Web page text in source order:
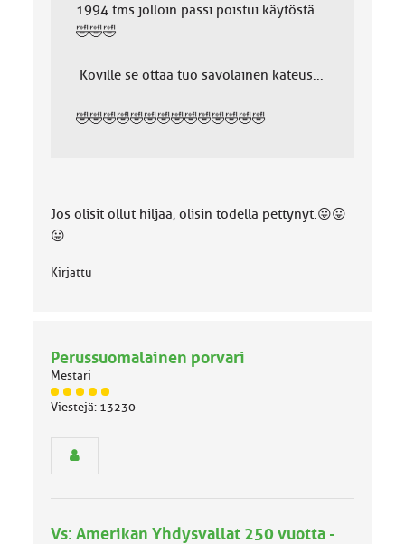
1994 tms.jolloin passi poistui käytöstä.
🤣🤣🤣
Koville se ottaa tuo savolainen kateus...
🤣🤣🤣🤣🤣🤣🤣🤣🤣🤣🤣🤣🤣🤣
Jos olisit ollut hiljaa, olisin todella pettynyt.😛😛
😛
Kirjattu
Perussuomalainen porvari
Mestari
J
ä
m
Viestejä: 13230
Vs: Amerikan Yhdysvallat 250 vuotta -